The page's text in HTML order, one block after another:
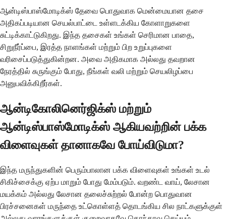
ஆன்டிஸ்பாஸ்மோடிக்ஸ் தேவை பொதுவாக மென்மையான தசை
அதிகப்படியான செயல்பாட்டை உள்ளடக்கிய கோளாறுகளை
சுட்டிக்காட்டுகிறது. இந்த தசைகள் உங்கள் செரிமான பாதை,
சிறுநீர்ப்பை, இரத்த நாளங்கள் மற்றும் பிற உறுப்புகளை
வரிசைப்படுத்துகின்றன. அவை அதிகமாக அல்லது தவறான
நேரத்தில் சுருங்கும் போது, ​​நீங்கள் வலி மற்றும் செயலிழப்பை
அனுபவிக்கிறீர்கள்.
ஆன்டிகோலினெர்ஜிக்ஸ் மற்றும்
ஆன்டிஸ்பாஸ்மோடிக்ஸ் ஆகியவற்றின் பக்க
விளைவுகள் தானாகவே போய்விடுமா?
இந்த மருந்துகளின் பெரும்பாலான பக்க விளைவுகள் உங்கள் உடல்
சிகிச்சைக்கு ஏற்ப மாறும் போது மேம்படும். வறண்ட வாய், லேசான
மயக்கம் அல்லது லேசான தலைச்சுற்றல் போன்ற பொதுவான
பிரச்சனைகள் மருந்தை உட்கொள்ளத் தொடங்கிய சில நாட்களுக்குள்